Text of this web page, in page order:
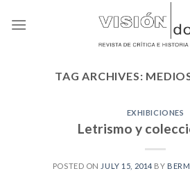
TAG ARCHIVES:
EXHIBICIONES
Letrismo y
POSTED ON JULY 15, 2014 BY